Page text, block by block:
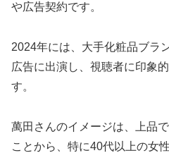
や広告契約です。
2024年には、大手化粧品ブラ
広告に出演し、視聴者に印象
す。
萬田さんのイメージは、上品
ことから、特に40代以上の女